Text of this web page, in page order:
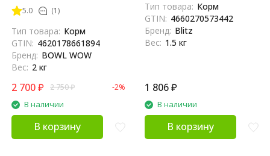
рисом и тыквой - 2 кг
5.0 (1)
Тип товара: Корм
GTIN: 4620178661894
Бренд: BOWL WOW
Вес: 2 кг
2 700₽ 2 750₽ -2%
В наличии
В корзину
хронической почечной
недостаточности - 1,5 кг
Тип товара: Корм
GTIN: 4660270573442
Бренд: Blitz
Вес: 1.5 кг
1 806₽
В наличии
В корзину